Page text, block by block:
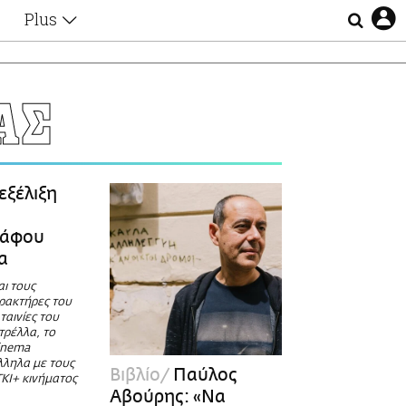
Plus
Αφιερώματα
Ζώδια
Οι Αθηναίοι
Lgbtqi+
τους
του
του
το
με τους
κινήματος
Βιβλίο Παύλος
Αβούρης: «Να